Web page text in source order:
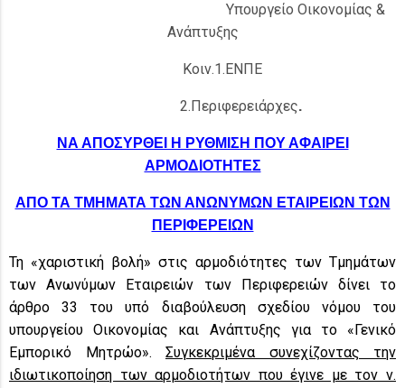
Υπουργείο Οικονομίας &
Ανάπτυξης
Κοιν.1.ΕΝΠΕ
2.Περιφερειάρχες.
ΝΑ ΑΠΟΣΥΡΘΕΙ Η ΡΥΘΜΙΣΗ ΠΟΥ ΑΦΑΙΡΕΙ
ΑΡΜΟΔΙΟΤΗΤΕΣ
ΑΠΟ ΤΑ ΤΜΗΜΑΤΑ ΤΩΝ ΑΝΩΝΥΜΩΝ ΕΤΑΙΡΕΙΩΝ ΤΩΝ
ΠΕΡΙΦΕΡΕΙΩΝ
Τη «χαριστική βολή» στις αρμοδιότητες των Τμημάτων
των Ανωνύμων Εταιρειών των Περιφερειών δίνει το
άρθρο 33 του υπό διαβούλευση σχεδίου νόμου του
υπουργείου Οικονομίας και Ανάπτυξης για το «Γενικό
Εμπορικό Μητρώο». Συγκεκριμένα συνεχίζοντας την
ιδιωτικοποίηση των αρμοδιοτήτων που έγινε με τον ν.